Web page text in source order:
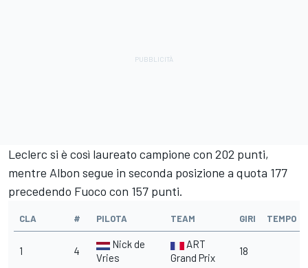
Leclerc si è così laureato campione con 202 punti,
mentre Albon segue in seconda posizione a quota 177
precedendo Fuoco con 157 punti.
CLA # PILOTA TEAM GIRI TEMPO
1 4
Nick de
Vries
ART
Grand Prix
18